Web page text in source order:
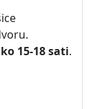
15-18 sati.